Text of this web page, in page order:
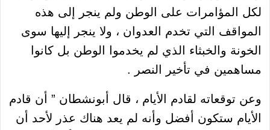
لكل المؤامرات على الوطن ولم ينجر إلى هذه
المواقف التي تخدم العدوان ، ولا ينجر إليها سوى
الخونة والخبثاء الذي لم يخدموا الوطن بل كانوا
مساهمين في تأخير النصر .
وعن توقعاته لقادم الأيام ، قال أبونشطان ” أن قادم
الأيام ستكون أفضل وأنه لم يعد هناك عذر لأحد أن